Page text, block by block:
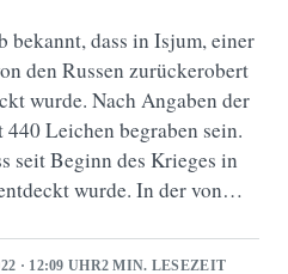
bekannt, dass in Isjum, einer
den Russen zurückerobert
wurde. Nach Angaben der
Leichen begraben sein.
seit Beginn des Krieges in
wurde. In der von…
· 12:09 UHR2 MIN. LESEZEIT